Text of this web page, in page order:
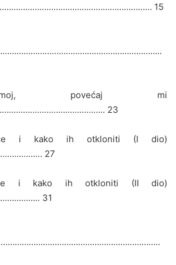
15
povećaj mi
23
i kako ih otkloniti (I dio)
27
i kako ih otkloniti (II dio)
31